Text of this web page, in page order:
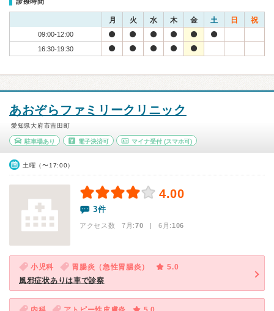
月 火 水 木 金 土 日 祝
09:00-12:00
16:30-19:30
あおぞらファミリークリニック
愛知県大府市吉田町
駐車場あり 電子決済可 マイナ受付 (スマホ可)
土曜（〜17:00）
4.00
3件
アクセス数 7月:70 | 6月:106
小児科 胃腸炎（急性胃腸炎）
5.0
風邪症状ありは車で診察